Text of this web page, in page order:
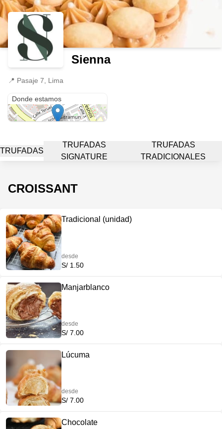
Sienna
📍 Pasaje 7, Lima
Donde estamos
TRUFADAS
TRUFADAS
SIGNATURE
TRUFADAS
TRADICIONALES
CROISSANT
Tradicional (unidad)
desde
S/ 1.50
Manjarblanco
desde
S/ 7.00
Lúcuma
desde
S/ 7.00
Chocolate